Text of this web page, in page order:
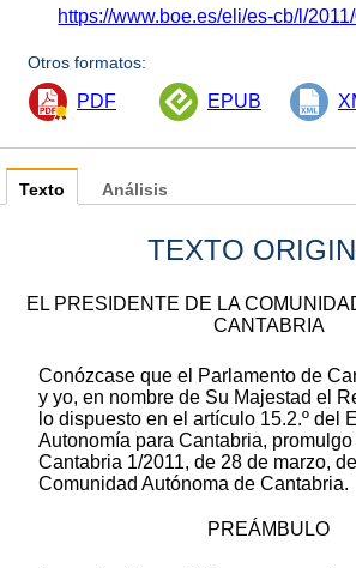
https://www.boe.es/eli/es-cb/l/
Otros formatos:
PDF EPUB
Texto
TEXTO
EL PRESIDENTE DE LA
CANTABRIA
Conózcase que el Parlamento de
y yo, en nombre de Su Majestad el
lo dispuesto en el artículo 15.2.º del
Autonomía para Cantabria,
Cantabria 1/2011, de 28 de marzo,
Comunidad Autónoma de Cantabria.
PREÁMBULO
Análisis